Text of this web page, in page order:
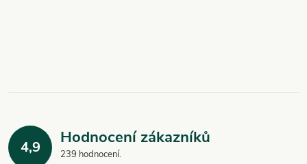
d 4,9 Hodnocení zákazníků
239 hodnocení